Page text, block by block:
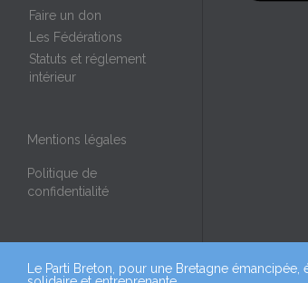
Faire un don
Les Fédérations
Statuts et réglement
intérieur
Mentions légales
Politique de
confidentialité
Le Parti Breton, pour une Bretagne émancipée,